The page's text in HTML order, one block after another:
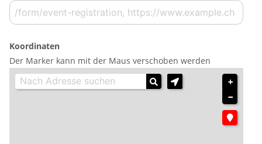
Koordinaten
Der Marker kann mit der Maus verschoben werden
+
−